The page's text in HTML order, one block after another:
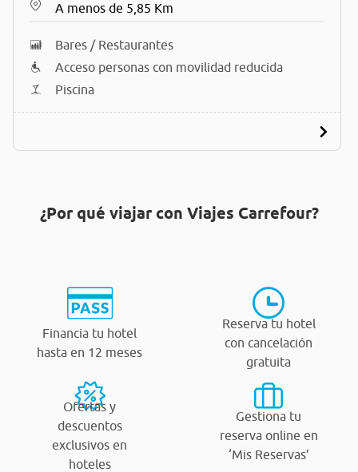
A menos de 5,85 Km
Bares / Restaurantes
Acceso personas con movilidad reducida
Piscina
¿Por qué viajar con Viajes Carrefour?
Financia tu hotel
hasta en 12 meses
Reserva tu hotel
con cancelación
gratuita
Ofertas y
descuentos
exclusivos en
hoteles
Gestiona tu
reserva online en
‘Mis Reservas’